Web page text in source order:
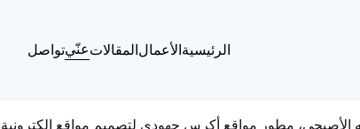
الرئيسيةالأعمالالمقالاتعنّيتواصل
الأصبحي، مطور مواقع أكرس جهودي لتصميم مواقع إلكترونية